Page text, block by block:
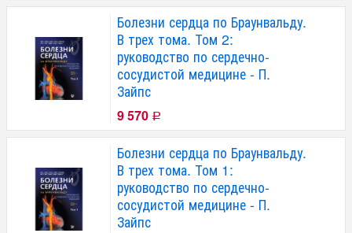
Болезни сердца по Браунвальду.
В трех тома. Том 2:
руководство по сердечно-
сосудистой медицине - П.
Зайпс
9 570 Р
Болезни сердца по Браунвальду.
В трех тома. Том 1:
руководство по сердечно-
сосудистой медицине - П.
Зайпс